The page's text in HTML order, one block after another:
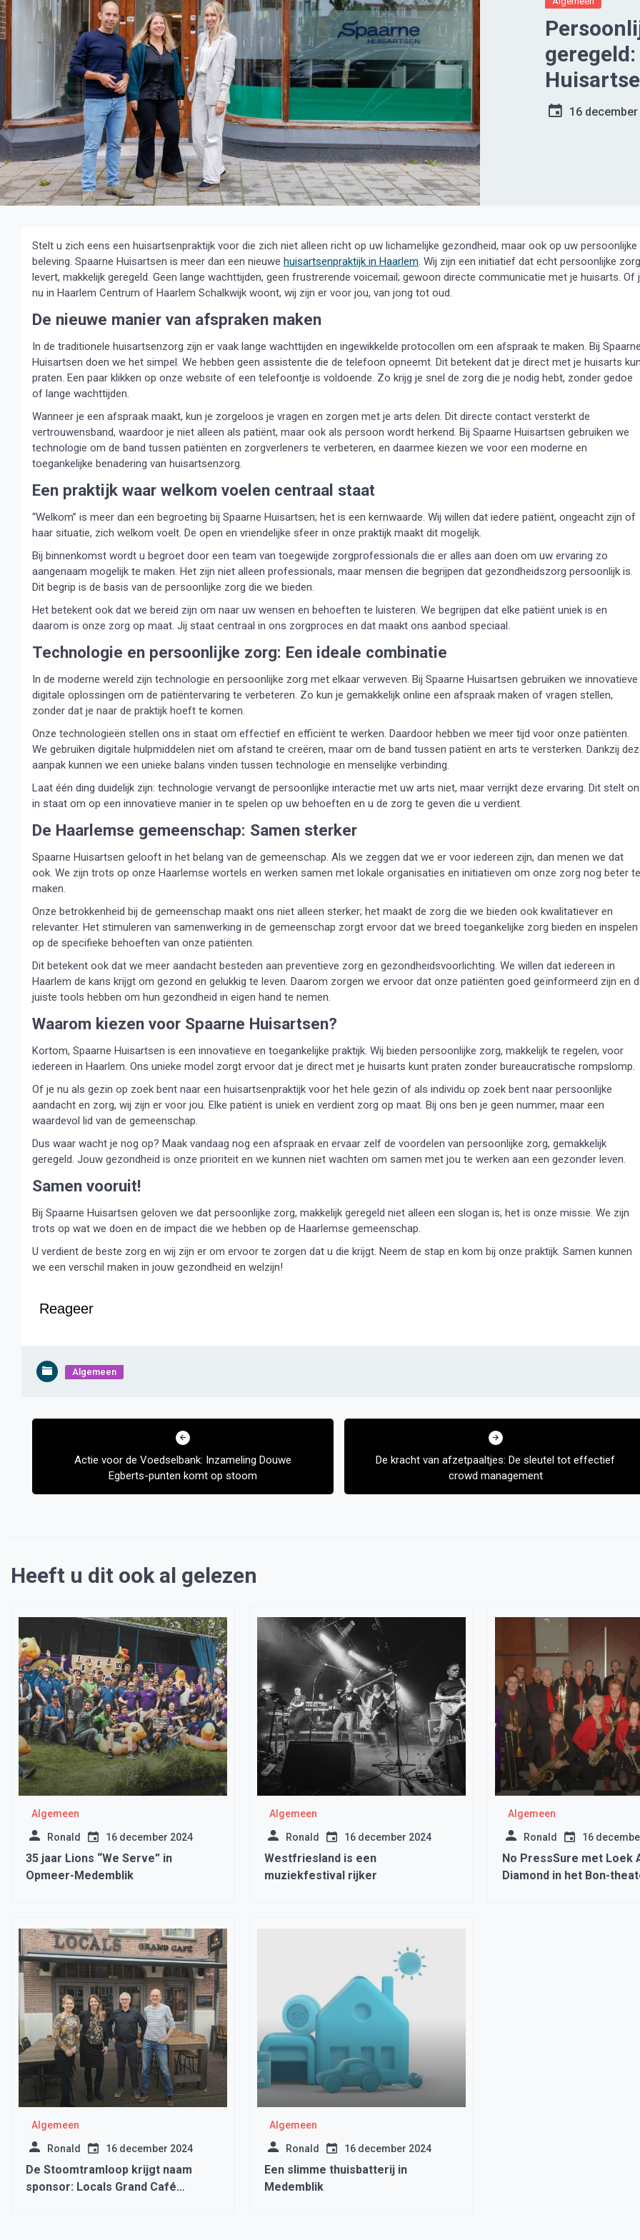
16
Stelt u zich eens een huisartsenpraktijk voor die zich niet alleen richt op uw lichamelijke gezondheid, maar ook op uw persoonlijke
beleving. Spaarne Huisartsen is meer dan een nieuwe huisartsenpraktijk in Haarlem. Wij zijn een initiatief dat echt persoonlijke zorg
levert, makkelijk geregeld. Geen lange wachttijden, geen frustrerende voicemail; gewoon directe communicatie met je huisarts. Of
nu in Haarlem Centrum of Haarlem Schalkwijk woont, wij zijn er voor jou, van jong tot oud.
De nieuwe manier van afspraken maken
In de traditionele huisartsenzorg zijn er vaak lange wachttijden en ingewikkelde protocollen om een afspraak te maken. Bij
Huisartsen doen we het simpel. We hebben geen assistente die de telefoon opneemt. Dit betekent dat je direct met je huisarts
praten. Een paar klikken op onze website of een telefoontje is voldoende. Zo krijg je snel de zorg die je nodig hebt, zonder gedoe
of lange wachttijden.
Wanneer je een afspraak maakt, kun je zorgeloos je vragen en zorgen met je arts delen. Dit directe contact versterkt de
vertrouwensband, waardoor je niet alleen als patiënt, maar ook als persoon wordt herkend. Bij Spaarne Huisartsen gebruiken we
technologie om de band tussen patiënten en zorgverleners te verbeteren, en daarmee kiezen we voor een moderne en
toegankelijke benadering van huisartsenzorg.
Een praktijk waar welkom voelen centraal staat
“Welkom” is meer dan een begroeting bij Spaarne Huisartsen; het is een kernwaarde. Wij willen dat iedere patiënt, ongeacht zijn of
haar situatie, zich welkom voelt. De open en vriendelijke sfeer in onze praktijk maakt dit mogelijk.
Bij binnenkomst wordt u begroet door een team van toegewijde zorgprofessionals die er alles aan doen om uw ervaring zo
aangenaam mogelijk te maken. Het zijn niet alleen professionals, maar mensen die begrijpen dat gezondheidszorg persoonlijk is.
Dit begrip is de basis van de persoonlijke zorg die we bieden.
Het betekent ook dat we bereid zijn om naar uw wensen en behoeften te luisteren. We begrijpen dat elke patiënt uniek is en
daarom is onze zorg op maat. Jij staat centraal in ons zorgproces en dat maakt ons aanbod speciaal.
Technologie en persoonlijke zorg: Een ideale combinatie
In de moderne wereld zijn technologie en persoonlijke zorg met elkaar verweven. Bij Spaarne Huisartsen gebruiken we innovatieve
digitale oplossingen om de patiëntervaring te verbeteren. Zo kun je gemakkelijk online een afspraak maken of vragen stellen,
zonder dat je naar de praktijk hoeft te komen.
Onze technologieën stellen ons in staat om effectief en efficiënt te werken. Daardoor hebben we meer tijd voor onze patiënten.
We gebruiken digitale hulpmiddelen niet om afstand te creëren, maar om de band tussen patiënt en arts te versterken. Dankzij
aanpak kunnen we een unieke balans vinden tussen technologie en menselijke verbinding.
Laat één ding duidelijk zijn: technologie vervangt de persoonlijke interactie met uw arts niet, maar verrijkt deze ervaring. Dit stelt
in staat om op een innovatieve manier in te spelen op uw behoeften en u de zorg te geven die u verdient.
De Haarlemse gemeenschap: Samen sterker
Spaarne Huisartsen gelooft in het belang van de gemeenschap. Als we zeggen dat we er voor iedereen zijn, dan menen we dat
ook. We zijn trots op onze Haarlemse wortels en werken samen met lokale organisaties en initiatieven om onze zorg nog beter te
maken.
Onze betrokkenheid bij de gemeenschap maakt ons niet alleen sterker; het maakt de zorg die we bieden ook kwalitatiever en
relevanter. Het stimuleren van samenwerking in de gemeenschap zorgt ervoor dat we breed toegankelijke zorg bieden en inspelen
op de specifieke behoeften van onze patiënten.
Dit betekent ook dat we meer aandacht besteden aan preventieve zorg en gezondheidsvoorlichting. We willen dat iedereen in
Haarlem de kans krijgt om gezond en gelukkig te leven. Daarom zorgen we ervoor dat onze patiënten goed geïnformeerd zijn en
juiste tools hebben om hun gezondheid in eigen hand te nemen.
Waarom kiezen voor Spaarne Huisartsen?
Kortom, Spaarne Huisartsen is een innovatieve en toegankelijke praktijk. Wij bieden persoonlijke zorg, makkelijk te regelen, voor
iedereen in Haarlem. Ons unieke model zorgt ervoor dat je direct met je huisarts kunt praten zonder bureaucratische rompslomp.
Of je nu als gezin op zoek bent naar een huisartsenpraktijk voor het hele gezin of als individu op zoek bent naar persoonlijke
aandacht en zorg, wij zijn er voor jou. Elke patiënt is uniek en verdient zorg op maat. Bij ons ben je geen nummer, maar een
waardevol lid van de gemeenschap.
Dus waar wacht je nog op? Maak vandaag nog een afspraak en ervaar zelf de voordelen van persoonlijke zorg, gemakkelijk
geregeld. Jouw gezondheid is onze prioriteit en we kunnen niet wachten om samen met jou te werken aan een gezonder leven.
Samen vooruit!
Bij Spaarne Huisartsen geloven we dat persoonlijke zorg, makkelijk geregeld niet alleen een slogan is; het is onze missie. We zijn
trots op wat we doen en de impact die we hebben op de Haarlemse gemeenschap.
U verdient de beste zorg en wij zijn er om ervoor te zorgen dat u die krijgt. Neem de stap en kom bij onze praktijk. Samen kunnen
we een verschil maken in jouw gezondheid en welzijn!
Reageer
Algemeen
Bericht
Actie voor de Voedselbank: Inzameling Douwe
Egberts-punten komt op stoom
De kracht van afzetpaaltjes: De sleutel tot effectief
crowd management
Heeft u dit ook al gelezen
Algemeen
Ronald 16 december 2024
35 jaar Lions “We Serve” in
Opmeer-Medemblik
Algemeen
Ronald 16 december 2024
Westfriesland is een
muziekfestival rijker
Algemeen
Ronald 16
No PressSure met Loek
Diamond in het Bon-
Algemeen
Ronald 16 december 2024
De Stoomtramloop krijgt naam
sponsor: Locals Grand Café
Algemeen
Ronald 16 december 2024
Een slimme thuisbatterij in
Medemblik